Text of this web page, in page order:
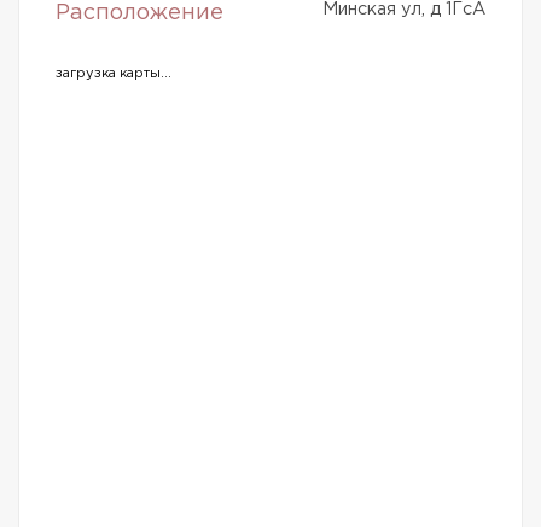
Расположение Минская ул, д 1ГсА
загрузка карты...